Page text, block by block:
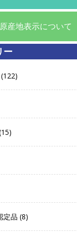
原産地表示について
ー
定品 (8)